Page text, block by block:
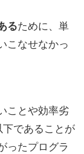
るために、単
こなせなかっ
ことや効率劣
であることが
ったプログラ